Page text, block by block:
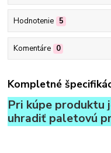
Hodnotenie 5
Komentáre 0
Kompletné
Pri kúpe produktu
uhradiť paletovú